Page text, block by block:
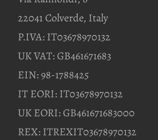
22041 Colverde, Italy
P.IVA: IT03678970132
UK VAT: GB461671683
EIN: 98-1788425
IT EORI: IT03678970132
UK EORI: GB461671683000
REX: ITREXIT03678970132